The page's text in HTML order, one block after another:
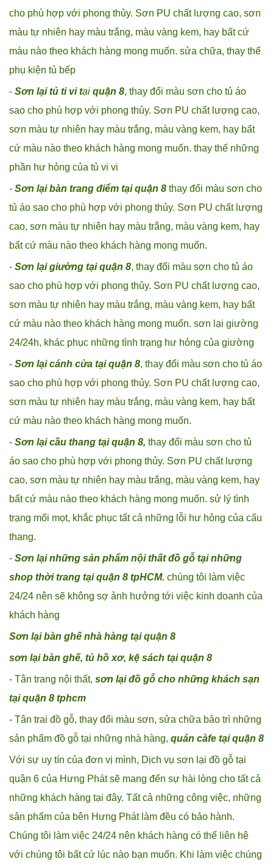
cho phù hợp với phong thủy. Sơn PU chất lượng cao, sơn
màu tự nhiên hay màu trắng, màu vàng kem, hay bất cứ
màu nào theo khách hàng mong muốn. sửa chữa, thay thế
phụ kiện tủ bếp
- Sơn lại tủ ti vi tại quận 8, thay đổi màu sơn cho tủ áo
sao cho phù hợp với phong thủy. Sơn PU chất lượng cao,
sơn màu tự nhiên hay màu trắng, màu vàng kem, hay bất
cứ màu nào theo khách hàng mong muốn. thay thế những
phần hư hỏng của tủ vi vi
- Sơn lại bàn trang điểm tại quận 8 thay đổi màu sơn cho
tủ áo sao cho phù hợp với phong thủy. Sơn PU chất lượng
cao, sơn màu tự nhiên hay màu trắng, màu vàng kem, hay
bất cứ màu nào theo khách hàng mong muốn.
- Sơn lại giường tại quận 8, thay đổi màu sơn cho tủ áo
sao cho phù hợp với phong thủy. Sơn PU chất lượng cao,
sơn màu tự nhiên hay màu trắng, màu vàng kem, hay bất
cứ màu nào theo khách hàng mong muốn. sơn lại giường
24/24h, khác phục những tình trạng hư hỏng của giường
- Sơn lại cánh cửa tại quận 8, thay đổi màu sơn cho tủ áo
sao cho phù hợp với phong thủy. Sơn PU chất lượng cao,
sơn màu tự nhiên hay màu trắng, màu vàng kem, hay bất
cứ màu nào theo khách hàng mong muốn.
- Sơn lại cầu thang tại quận 8, thay đổi màu sơn cho tủ
áo sao cho phù hợp với phong thủy. Sơn PU chất lượng
cao, sơn màu tự nhiên hay màu trắng, màu vàng kem, hay
bất cứ màu nào theo khách hàng mong muốn. sử lý tình
trạng mối mọt, khắc phục tất cả những lỗi hư hỏng của cấu
thang.
- Sơn lại những sản phẩm nội thất đồ gỗ tại những
shop thời trang tại quận 8 tpHCM. chúng tôi làm việc
24/24 nên sẽ không sợ ảnh hưởng tới việc kinh doanh của
khách hàng
Sơn lại bàn ghế nhà hàng tại quận 8
sơn lại bàn ghế, tủ hồ xơ, kệ sách tại quận 8
- Tân trang nội thất, sơn lại đồ gỗ cho những khách sạn
tại quận 8 tphcm
- Tân trai đồ gỗ, thay đổi màu sơn, sửa chữa bảo trì những
sản phẩm đồ gỗ tại những nhà hàng, quán càfe tại quận 8
Với sự uy tín của đơn vị mình, Dịch vụ sơn lại đồ gỗ tại
quận 6 của Hưng Phát sẽ mang đến sự hài lòng cho tất cả
những khách hàng tại đây. Tất cả những công việc, những
sản phẩm của bên Hưng Phát làm đều có bảo hành.
Chúng tôi làm việc 24/24 nên khách hàng có thể liên hệ
với chúng tôi bất cứ lúc nào bạn muốn. Khi làm việc chúng